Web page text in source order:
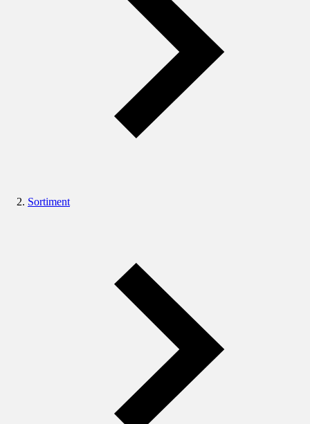
Sortiment